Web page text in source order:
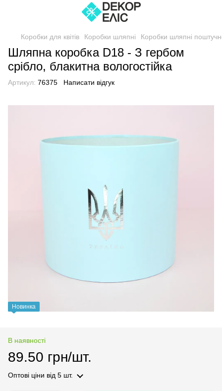
Коробки для квітів Коробки шляпні Коробки шляпні
Шляпна коробка D18 - З гербом
срібло, блакитна вологостійка
Артикул: 76375 Написати відгук
Новинка
В наявності
89.50 грн/шт.
Оптові ціни від 5 шт.